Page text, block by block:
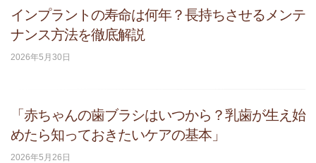
インプラントの寿命は何年？長持ちさせるメンテ
ナンス方法を徹底解説
2026年5月30日
「赤ちゃんの歯ブラシはいつから？乳歯が生え始
めたら知っておきたいケアの基本」
2026年5月26日